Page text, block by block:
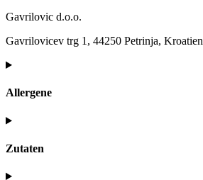
Gavrilovic d.o.o.
Gavrilovicev trg 1, 44250 Petrinja, Kroatien
Allergene
Zutaten